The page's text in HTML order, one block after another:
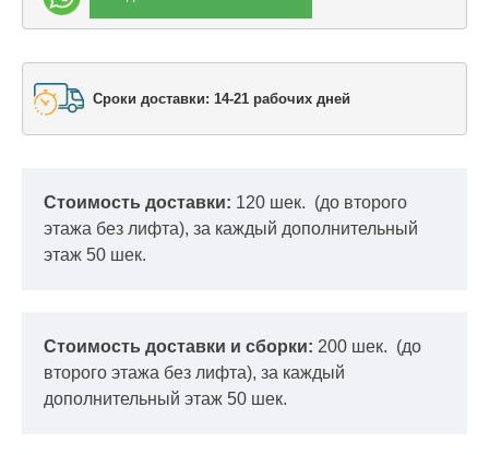
Сроки доставки: 14-21 рабочих дней
Стоимость доставки: 120 шек. (до второго
этажа без лифта), за каждый дополнительный
этаж 50 шек.
Стоимость доставки и сборки: 200 шек. (до
второго этажа без лифта), за каждый
дополнительный этаж 50 шек.